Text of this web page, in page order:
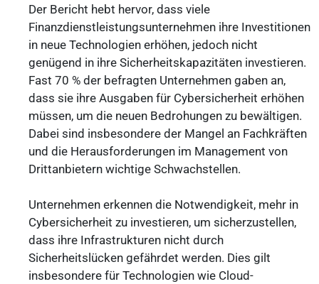
Der Bericht hebt hervor, dass viele
Finanzdienstleistungsunternehmen ihre Investitionen
in neue Technologien erhöhen, jedoch nicht
genügend in ihre Sicherheitskapazitäten investieren.
Fast 70 % der befragten Unternehmen gaben an,
dass sie ihre Ausgaben für Cybersicherheit erhöhen
müssen, um die neuen Bedrohungen zu bewältigen.
Dabei sind insbesondere der Mangel an Fachkräften
und die Herausforderungen im Management von
Drittanbietern wichtige Schwachstellen.
Unternehmen erkennen die Notwendigkeit, mehr in
Cybersicherheit zu investieren, um sicherzustellen,
dass ihre Infrastrukturen nicht durch
Sicherheitslücken gefährdet werden. Dies gilt
insbesondere für Technologien wie Cloud-